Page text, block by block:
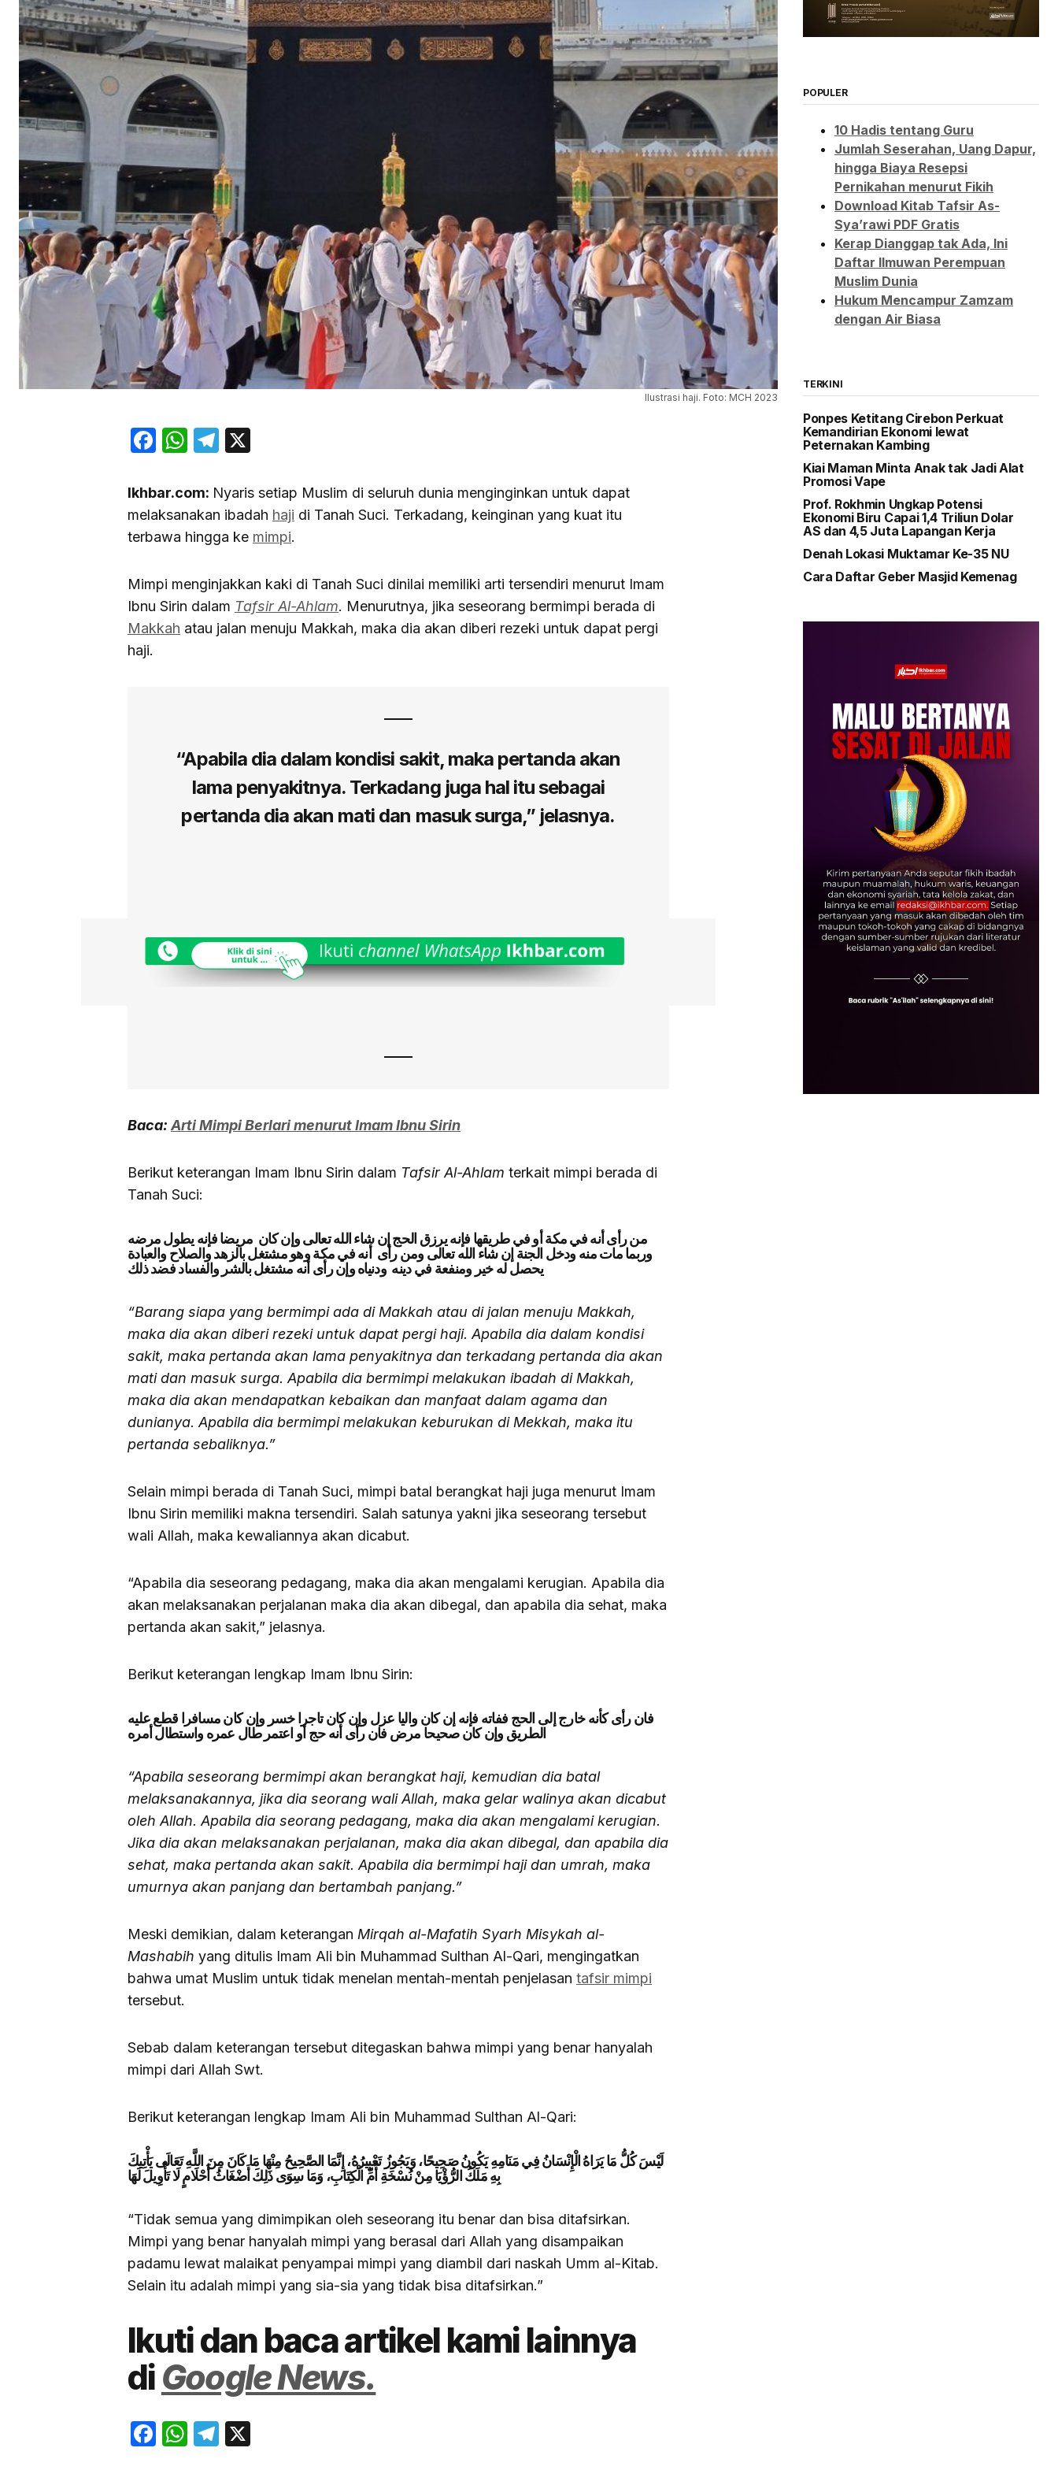
Ilustrasi haji. Foto: MCH 2023
Facebook
WhatsApp
Telegram
Ikhbar.com: Nyaris setiap Muslim di seluruh dunia menginginkan untuk dapat
melaksanakan ibadah haji di Tanah Suci. Terkadang, keinginan yang kuat itu
terbawa hingga ke mimpi.
Mimpi menginjakkan kaki di Tanah Suci dinilai memiliki arti tersendiri menurut Imam
Ibnu Sirin dalam Tafsir Al-Ahlam. Menurutnya, jika seseorang bermimpi berada di
Makkah atau jalan menuju Makkah, maka dia akan diberi rezeki untuk dapat pergi
haji.
“Apabila dia dalam kondisi sakit, maka pertanda akan
lama penyakitnya. Terkadang juga hal itu sebagai
pertanda dia akan mati dan masuk surga,” jelasnya.
Baca: Arti Mimpi Berlari menurut Imam Ibnu Sirin
Berikut keterangan Imam Ibnu Sirin dalam Tafsir Al-Ahlam terkait mimpi berada di
Tanah Suci:
من رأى أنه في مكة أو في طريقها فإنه يرزق الحج إن شاء الله تعالى وإن كان مريضا فإنه يطول مرضه
وربما مات منه ودخل الجنة إن شاء الله تعالى ومن رأى أنه في مكة وهو مشتغل بالزهد والصلاح والعبادة
يحصل له خير ومنفعة في دينه ودنياه وإن رأى أنه مشتغل بالشر والفساد فضد ذلك
“Barang siapa yang bermimpi ada di Makkah atau di jalan menuju Makkah,
maka dia akan diberi rezeki untuk dapat pergi haji. Apabila dia dalam kondisi
sakit, maka pertanda akan lama penyakitnya dan terkadang pertanda dia akan
mati dan masuk surga. Apabila dia bermimpi melakukan ibadah di Makkah,
maka dia akan mendapatkan kebaikan dan manfaat dalam agama dan
dunianya. Apabila dia bermimpi melakukan keburukan di Mekkah, maka itu
pertanda sebaliknya.”
Selain mimpi berada di Tanah Suci, mimpi batal berangkat haji juga menurut Imam
Ibnu Sirin memiliki makna tersendiri. Salah satunya yakni jika seseorang tersebut
wali Allah, maka kewaliannya akan dicabut.
“Apabila dia seseorang pedagang, maka dia akan mengalami kerugian. Apabila dia
akan melaksanakan perjalanan maka dia akan dibegal, dan apabila dia sehat, maka
pertanda akan sakit,” jelasnya.
Berikut keterangan lengkap Imam Ibnu Sirin:
فان رأى كأنه خارج إلى الحج ففاته فإنه إن كان واليا عزل وإن كان تاجرا خسر وإن كان مسافرا قطع عليه
الطريق وإن كان صحيحا مرض فان رأى أنه حج أو اعتمر طال عمره واستطال أمره
“Apabila seseorang bermimpi akan berangkat haji, kemudian dia batal
melaksanakannya, jika dia seorang wali Allah, maka gelar walinya akan dicabut
oleh Allah. Apabila dia seorang pedagang, maka dia akan mengalami kerugian.
Jika dia akan melaksanakan perjalanan, maka dia akan dibegal, dan apabila dia
sehat, maka pertanda akan sakit. Apabila dia bermimpi haji dan umrah, maka
umurnya akan panjang dan bertambah panjang.”
Meski demikian, dalam keterangan Mirqah al-Mafatih Syarh Misykah al-
Mashabih yang ditulis Imam Ali bin Muhammad Sulthan Al-Qari, mengingatkan
bahwa umat Muslim untuk tidak menelan mentah-mentah penjelasan tafsir mimpi
tersebut.
Sebab dalam keterangan tersebut ditegaskan bahwa mimpi yang benar hanyalah
mimpi dari Allah Swt.
Berikut keterangan lengkap Imam Ali bin Muhammad Sulthan Al-Qari:
لَيْسَ كُلُّ مَا يَرَاهُ الْإِنْسَانُ فِي مَنَامِهِ يَكُونُ صَحِيحًا، وَيَجُوزُ تَعْبِيرُهُ، إِنَّمَا الصَّحِيحُ مِنْهَا مَا كَانَ مِنَ اللَّهِ تَعَالَى يَأْتِيكَ
بِهِ مَلَكُ الرُّؤْيَا مِنْ نُسْخَةِ أُمِّ الْكِتَابِ، وَمَا سِوَى ذَلِكَ أَضْغَاثُ أَحْلَامٍ لَا تَأْوِيلَ لَهَا
“Tidak semua yang dimimpikan oleh seseorang itu benar dan bisa ditafsirkan.
Mimpi yang benar hanyalah mimpi yang berasal dari Allah yang disampaikan
padamu lewat malaikat penyampai mimpi yang diambil dari naskah Umm al-Kitab.
Selain itu adalah mimpi yang sia-sia yang tidak bisa ditafsirkan.”
Ikuti dan baca artikel kami lainnya
diGoogle News.
Facebook
WhatsApp
Telegram
POPULER
10 Hadis tentang Guru
Jumlah Seserahan, Uang Dapur,
hingga Biaya Resepsi
Pernikahan menurut Fikih
Download Kitab Tafsir As-
Sya’rawi PDF Gratis
Kerap Dianggap tak Ada, Ini
Daftar Ilmuwan Perempuan
Muslim Dunia
Hukum Mencampur Zamzam
dengan Air Biasa
TERKINI
Ponpes Ketitang Cirebon Perkuat
Kemandirian Ekonomi lewat
Peternakan Kambing
Kiai Maman Minta Anak tak Jadi Alat
Promosi Vape
Prof. Rokhmin Ungkap Potensi
Ekonomi Biru Capai 1,4 Triliun Dolar
AS dan 4,5 Juta Lapangan Kerja
Denah Lokasi Muktamar Ke-35 NU
Cara Daftar Geber Masjid Kemenag